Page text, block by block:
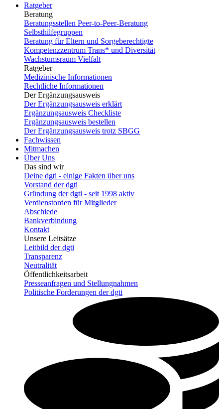
Ratgeber
Beratung
Beratungsstellen Peer-to-Peer-Beratung
Selbsthilfegruppen
Beratung für Eltern und Sorgeberechtigte
Kompetenzzentrum Trans* und Diversität
Wachstumsraum Vielfalt
Ratgeber
Medizinische Informationen
Rechtliche Informationen
Der Ergänzungsausweis
Der Ergänzungsausweis erklärt
Ergänzungsausweis Checkliste
Ergänzungsausweis bestellen
Der Ergänzungsausweis trotz SBGG
Fachwissen
Mitmachen
Über Uns
Das sind wir
Deine dgti - einige Fakten über uns
Vorstand der dgti
Gründung der dgti - seit 1998 aktiv
Verdienstorden für Mitglieder
Abschiede
Bankverbindung
Kontakt
Unsere Leitsätze
Leitbild der dgti
Transparenz
Neutralität
Öffentlichkeitsarbeit
Presseanfragen und Stellungnahmen
Politische Forderungen der dgti